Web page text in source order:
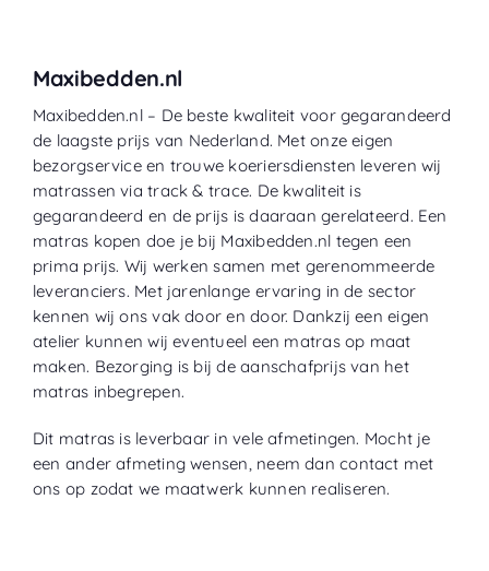
Maxibedden.nl
Maxibedden.nl – De beste kwaliteit voor gegarandeerd
de laagste prijs van Nederland. Met onze eigen
bezorgservice en trouwe koeriersdiensten leveren wij
matrassen via track & trace. De kwaliteit is
gegarandeerd en de prijs is daaraan gerelateerd. Een
matras kopen doe je bij Maxibedden.nl tegen een
prima prijs. Wij werken samen met gerenommeerde
leveranciers. Met jarenlange ervaring in de sector
kennen wij ons vak door en door. Dankzij een eigen
atelier kunnen wij eventueel een matras op maat
maken. Bezorging is bij de aanschafprijs van het
matras inbegrepen.
Dit matras is leverbaar in vele afmetingen. Mocht je
een ander afmeting wensen, neem dan contact met
ons op zodat we maatwerk kunnen realiseren.